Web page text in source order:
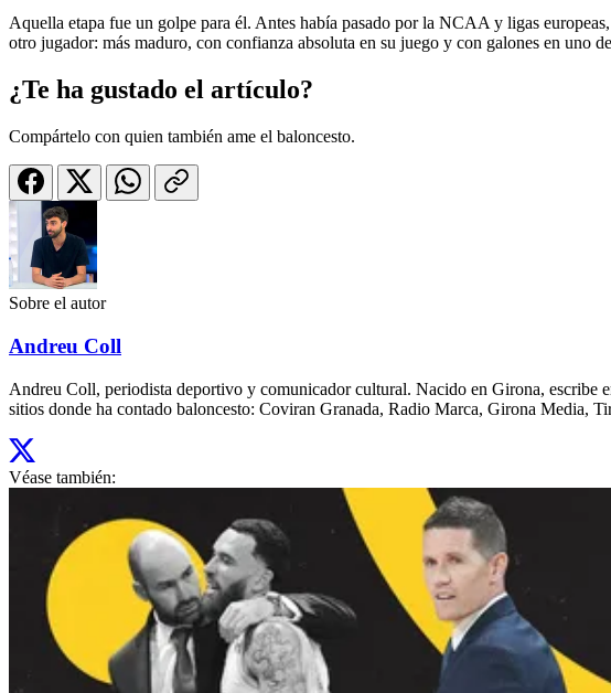
Aquella etapa fue un golpe para él. Antes había pasado por la NCAA y ligas
otro jugador: más maduro, con confianza absoluta en su juego y con galones en uno
¿Te ha gustado el artículo?
Compártelo con quien también ame el baloncesto.
Sobre el autor
Andreu Coll
Andreu Coll, periodista deportivo y comunicador cultural. Nacido en Girona, escribe
sitios donde ha contado baloncesto: Coviran Granada, Radio Marca, Girona Media,
Véase también: